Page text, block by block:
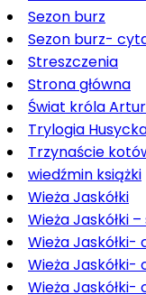
Sezon burz
Sezon burz-
Streszczenia
Strona główna
Świat króla
Trylogia
Trzynaście
wiedźmin książki
Wieża Jaskółki
Wieża Jaskółki
Wieża
Wieża Jaskółki-
Wieża Jaskółki-